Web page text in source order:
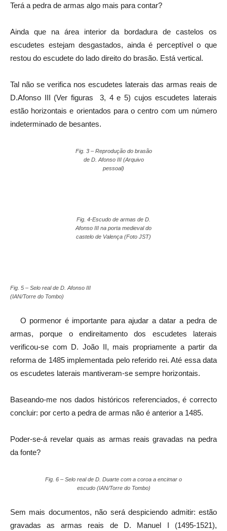
Terá a pedra de armas algo mais para contar?
Ainda que na área interior da bordadura de castelos os
escudetes estejam desgastados, ainda é perceptível o que
restou do escudete do lado direito do brasão. Está vertical.
Tal não se verifica nos escudetes laterais das armas reais de
D.Afonso III (Ver figuras 3, 4 e 5) cujos escudetes laterais
estão horizontais e orientados para o centro com um número
indeterminado de besantes.
Fig. 3 – Reprodução do brasão
de D. Afonso III (Arquivo
pessoal)
Fig. 4-Escudo de armas de D.
Afonso III na porta medieval do
castelo de Valença (Foto JST)
Fig. 5 – Selo real de D. Afonso III
(IAN/Torre do Tombo)
O pormenor é importante para ajudar a datar a pedra de
armas, porque o endireitamento dos escudetes laterais
verificou-se com D. João II, mais propriamente a partir da
reforma de 1485 implementada pelo referido rei. Até essa data
os escudetes laterais mantiveram-se sempre horizontais.
Baseando-me nos dados históricos referenciados, é correcto
concluir: por certo a pedra de armas não é anterior a 1485.
Poder-se-á revelar quais as armas reais gravadas na pedra
da fonte?
Fig. 6 – Selo real de D. Duarte com a coroa a encimar o
escudo (IAN/Torre do Tombo)
Sem mais documentos, não será despiciendo admitir: estão
gravadas as armas reais de D. Manuel I (1495-1521),